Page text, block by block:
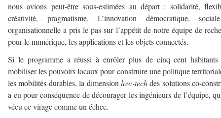
nous avions peut-être sous-estimées au départ : solidarité,
créativité, pragmatisme. L’innovation démocratique,
organisationnelle a pris le pas sur l’appétit de notre équipe de
pour le numérique, les applications et les objets connectés.
Si le programme a réussi à enrôler plus de cinq cent
mobiliser les pouvoirs locaux pour construire une politique
les mobilités durables, la dimension low-techdes solutions co-
a eu pour conséquence de décourager les ingénieurs de l’équipe,
vécu ce virage comme un échec.